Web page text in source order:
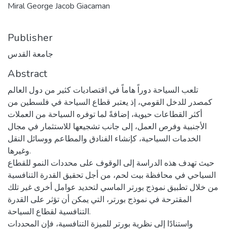
Miral George Jacob Giacaman
Publisher
جامعة القدس
Abstract
تلعب السياحة دوراً هاماً في اقتصاديات كثير من دول العالم
كمصدر للدخل القومي، إذ يعتبر قطاع السياحة في فلسطين من
أكثر القطاعات حيوية، إضافةً لما توفره السياحة من العملات
الأجنبية وفرص العمل، إلى جانب تشجيعها للاستثمار في مجال
الخدمات السياحية، كإنشاء الفنادق والمطاعم ووسائل النقل
وغيرها.
حيث تهدف هذه الدراسة إلى الوقوف على محددات النمو للقطاع
السياحي في محافظة بيت لحم، من أجل تحقيق القدرة التنافسية
من خلال تطبيق نموذج بورتر الماسي لتحديد عوامل أخرى غير تلك
المقترحة في نموذج بورتر، التي يمكن أن تؤثر على القدرة
التنافسية لقطاع السياحة.
واستنادًا إلى نظرية بورتر للميزة التنافسية، فإن المحددات